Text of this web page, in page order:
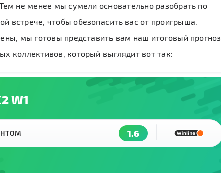
не менее мы сумели основательно разобрать по
встрече, чтобы обезопасить вас от проигрыша.
мы готовы представить вам наш итоговый прогноз
коллективов, который выглядит вот так:
W1
1.6